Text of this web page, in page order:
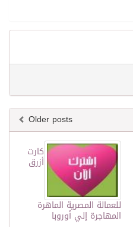
Older posts
كارت
أزرق
للعمالة المصرية الماهرة
المهاجرة إلي أوروبا